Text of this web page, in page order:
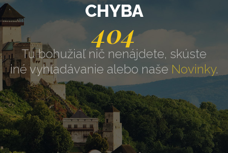
CHYBA
404
Tu bohužiaľ nič nenájdete, skúste
iné vyhľadávanie alebo naše Novinky.